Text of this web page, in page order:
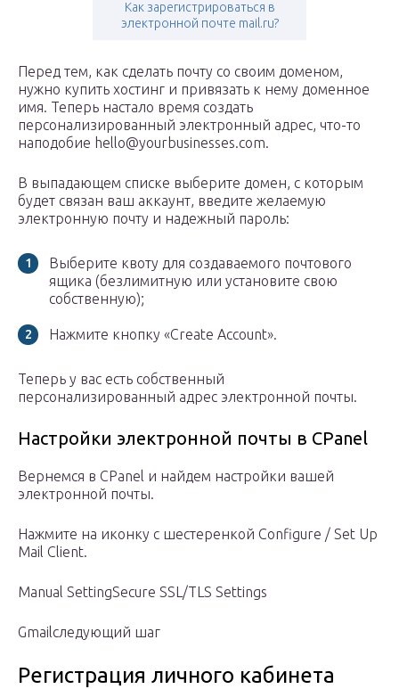
Как зарегистрироваться в
электронной почте mail.ru?
Перед тем, как сделать почту со своим доменом,
нужно купить хостинг и привязать к нему доменное
имя. Теперь настало время создать
персонализированный электронный адрес, что-то
наподобие hello@yourbusinesses.com.
В выпадающем списке выберите домен, с которым
будет связан ваш аккаунт, введите желаемую
электронную почту и надежный пароль:
Выберите квоту для создаваемого почтового
ящика (безлимитную или установите свою
собственную);
Нажмите кнопку «Create Account».
Теперь у вас есть собственный
персонализированный адрес электронной почты.
Настройки электронной почты в CPanel
Вернемся в CPanel и найдем настройки вашей
электронной почты.
Нажмите на иконку с шестеренкой Configure / Set Up
Mail Client.
Manual SettingSecure SSL/TLS Settings
Gmailследующий шаг
Регистрация личного кабинета